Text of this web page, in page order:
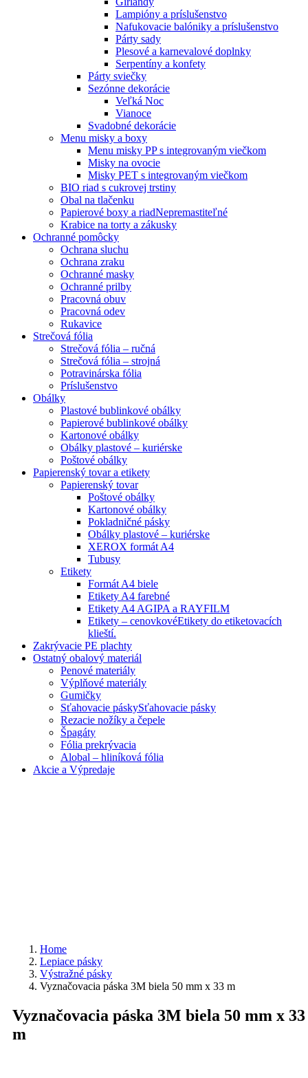
Lampióny a príslušenstvo
Nafukovacie balóniky a príslušenstvo
Párty sady
Plesové a karnevalové doplnky
Serpentíny a konfety
Párty sviečky
Sezónne dekorácie
Veľká Noc
Vianoce
Svadobné dekorácie
Menu misky a boxy
Menu misky PP s integrovaným viečkom
Misky na ovocie
Misky PET s integrovaným viečkom
BIO riad s cukrovej trstiny
Obal na tlačenku
Papierové boxy a riadNepremastiteľné
Krabice na torty a zákusky
Ochranné pomôcky
Ochrana sluchu
Ochrana zraku
Ochranné masky
Ochranné prilby
Pracovná obuv
Pracovná odev
Rukavice
Strečová fólia
Strečová fólia – ručná
Strečová fólia – strojná
Potravinárska fólia
Príslušenstvo
Obálky
Plastové bublinkové obálky
Papierové bublinkové obálky
Kartonové obálky
Obálky plastové – kuriérske
Poštové obálky
Papierenský tovar a etikety
Papierenský tovar
Poštové obálky
Kartonové obálky
Pokladničné pásky
Obálky plastové – kuriérske
XEROX formát A4
Tubusy
Etikety
Formát A4 biele
Etikety A4 farebné
Etikety A4 AGIPA a RAYFILM
Etikety – cenovkovéEtikety do etiketovacích
klieští.
Zakrývacie PE plachty
Ostatný obalový materiál
Penové materiály
Výplňové materiály
Gumičky
Sťahovacie páskySťahovacie pásky
Rezacie nožíky a čepele
Špagáty
Fólia prekrývacia
Alobal – hliníková fólia
Akcie a Výpredaje
Home
Lepiace pásky
Výstražné pásky
Vyznačovacia páska 3M biela 50 mm x 33 m
Vyznačovacia páska 3M biela 50 mm x 33
m